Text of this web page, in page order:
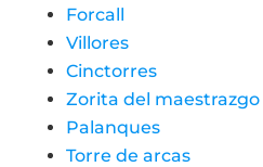
Forcall
Villores
Cinctorres
Zorita del maestrazgo
Palanques
Torre de arcas